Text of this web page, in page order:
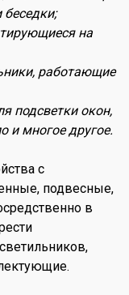
на
работающие
подсветки окон,
и многое другое.
с
подвесные,
в